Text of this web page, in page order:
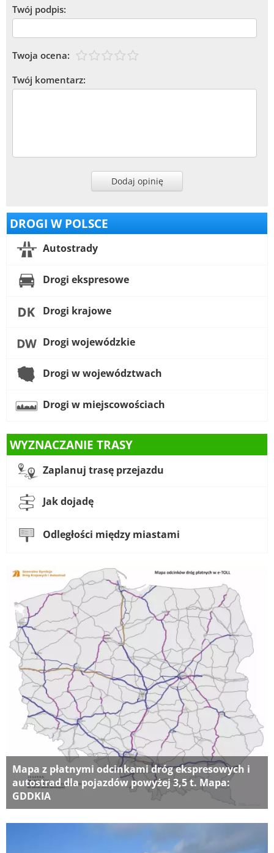
Twój podpis:
Twoja ocena:
Twój komentarz:
Dodaj opinię
DROGI W POLSCE
Autostrady
Drogi ekspresowe
Drogi krajowe
Drogi wojewódzkie
Drogi w województwach
Drogi w miejscowościach
WYZNACZANIE TRASY
Zaplanuj trasę przejazdu
Jak dojadę
Odległości między miastami
Mapa z płatnymi odcinkami dróg ekspresowych i
autostrad dla pojazdów powyżej 3,5 t. Mapa:
GDDKIA